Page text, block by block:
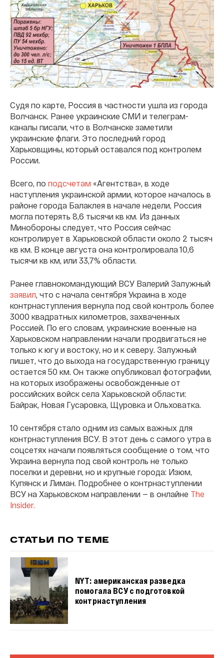
Судя по карте, Россия в частности ушла из города
Волчанск. Ранее украинские СМИ и телеграм-
каналы писали, что в Волчанске заметили
украинские флаги. Это последний город
Харьковщины, который оставался под контролем
России.
Всего, по подсчетам «Агентства», в ходе
наступления украинской армии, которое началось в
районе города Балаклея в начале недели, Россия
могла потерять 8,6 тысячи кв км. Из данных
Минобороны следует, что Россия сейчас
контролирует в Харьковской области около 2 тысяч
кв км. В конце августа она контролировала 10,6
тысячи кв км, или 33,7% области.
Ранее главнокомандующий ВСУ Валерий Залужный
заявил, что с начала сентября Украина в ходе
контрнаступления вернула под свой контроль более
3000 квадратных километров, захваченных
Россией. По его словам, украинские военные на
Харьковском направлении начали продвигаться не
только к югу и востоку, но и к северу. Залужный
пишет, что до выхода на государственную границу
остается 50 км. Он также опубликовал фотографии,
на которых изображены освобожденные от
российских войск села Харьковской области:
Байрак, Новая Гусаровка, Щуровка и Ольховатка.
10 сентября стало одним из самых важных для
контрнаступления ВСУ. В этот день с самого утра в
соцсетях начали появляться сообщение о том, что
Украина вернула под свой контроль не только
поселки и деревни, но и крупные города: Изюм,
Купянск и Лиман. Подробнее о контрнаступлении
ВСУ на Харьковском направлении — в онлайне The
Insider.
СТАТЬИ ПО ТЕМЕ
NYT: американская разведка
помогала ВСУ с подготовкой
контрнаступления